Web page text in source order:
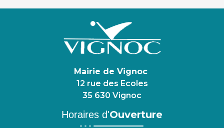
Mairie de Vignoc
12 rue des Ecoles
35 630 Vignoc
Horaires d'Ouverture